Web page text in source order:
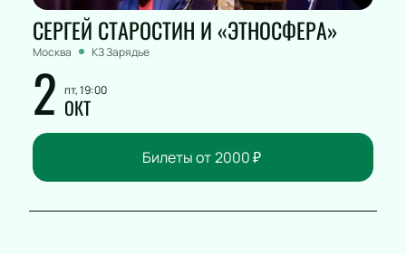
СЕРГЕЙ СТАРОСТИН И «ЭТНОСФЕРА»
Москва КЗ Зарядье
2 пт, 19:00
ОКТ
Билеты от 2000₽